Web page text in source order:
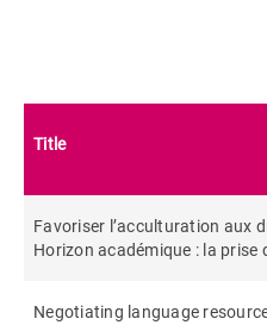
Title
Favoriser l’acculturation aux
Horizon académique : la prise
Negotiating language